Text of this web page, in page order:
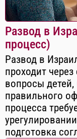
Развод в
процесс)
Развод в
проходит
вопросы
правильного
процесса
подготовка